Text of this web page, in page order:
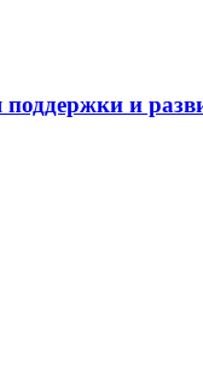
поддержки и